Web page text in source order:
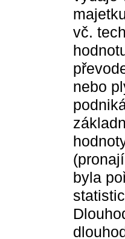
vč.
nebo
byla